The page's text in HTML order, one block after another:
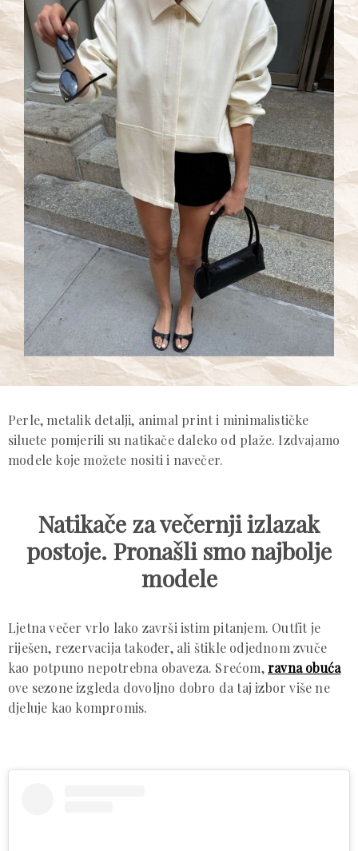
Perle, metalik detalji, animal print i minimalističke
siluete pomjerili su natikače daleko od plaže. Izdvajamo
modele koje možete nositi i navečer.
Natikače za večernji izlazak
postoje. Pronašli smo najbolje
modele
Ljetna večer vrlo lako završi istim pitanjem. Outfit je
riješen, rezervacija također, ali štikle odjednom zvuče
kao potpuno nepotrebna obaveza. Srećom,ravna obuća
ove sezone izgleda dovoljno dobro da taj izbor više ne
djeluje kao kompromis.